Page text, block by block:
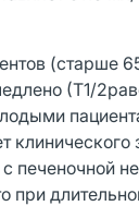
(старше
(Т1/
печеночной
при